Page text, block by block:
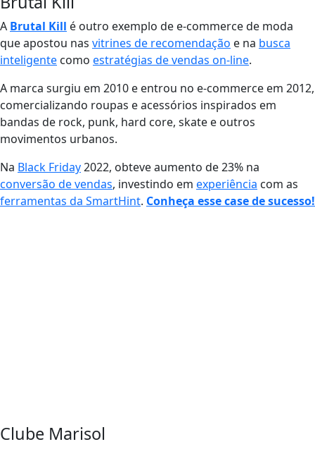
A Brutal Kill é outro exemplo de e-commerce de moda
que apostou nas vitrines de recomendação e na busca
inteligente como estratégias de vendas on-line.
A marca surgiu em 2010 e entrou no e-commerce em 2012,
comercializando roupas e acessórios inspirados em
bandas de rock, punk, hard core, skate e outros
movimentos urbanos.
Na Black Friday2022, obteve aumento de 23% na
conversão de vendas, investindo em experiência com as
ferramentas da SmartHint. Conheça esse case de sucesso!
Clube Marisol